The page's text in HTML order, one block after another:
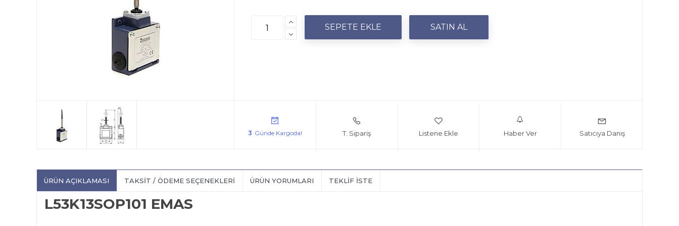
3 T. Sipariş Listene Ekle Haber Ver Satıcıya Danış
ÜRÜN AÇIKLAMASI TAKSIT / ÖDEME SEÇENEKLERI ÜRÜN YORUMLARI TEKLIF İSTE
L53K13SOP101 EMAS